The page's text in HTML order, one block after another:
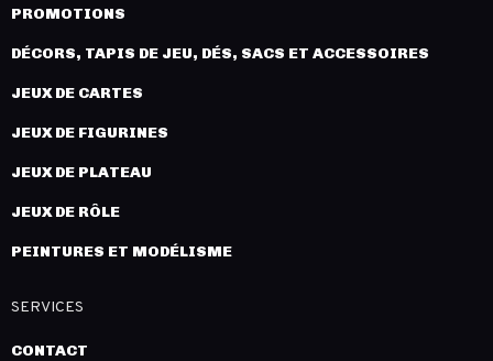
PROMOTIONS
DÉCORS, TAPIS DE JEU, DÉS, SACS ET ACCESSOIRES
JEUX DE CARTES
JEUX DE FIGURINES
JEUX DE PLATEAU
JEUX DE RÔLE
PEINTURES ET MODÉLISME
SERVICES
CONTACT